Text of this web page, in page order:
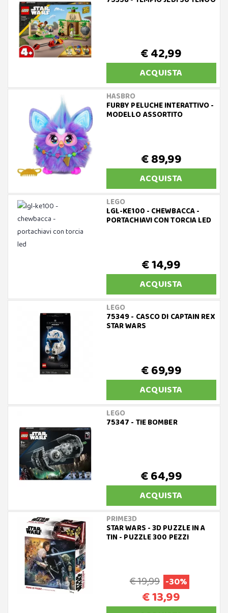
€ 42,99
ACQUISTA
HASBRO
FURBY PELUCHE INTERATTIVO -
MODELLO ASSORTITO
€ 89,99
ACQUISTA
LEGO
LGL-KE100 - CHEWBACCA -
PORTACHIAVI CON TORCIA LED
€ 14,99
ACQUISTA
LEGO
75349 - CASCO DI CAPTAIN REX
STAR WARS
€ 69,99
ACQUISTA
LEGO
75347 - TIE BOMBER
€ 64,99
ACQUISTA
PRIME3D
STAR WARS - 3D PUZZLE IN A
TIN - PUZZLE 300 PEZZI
€ 19,99 -30%
€ 13,99